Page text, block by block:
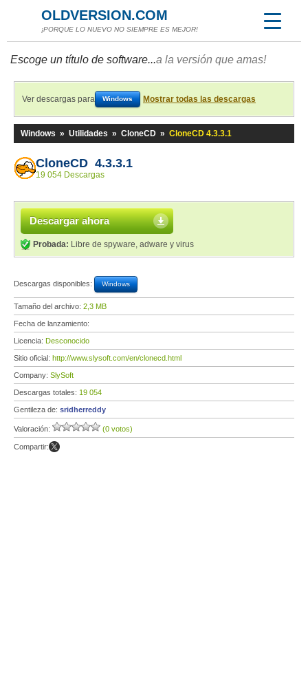
OLDVERSION.COM
¡PORQUE LO NUEVO NO SIEMPRE ES MEJOR!
Escoge un título de software...a la versión que amas!
Ver descargas para Windows Mostrar todas las descargas
Windows » Utilidades » CloneCD » CloneCD 4.3.3.1
CloneCD 4.3.3.1
19 054 Descargas
Descargar ahora
Probada: Libre de spyware, adware y virus
Descargas disponibles: Windows
Tamaño del archivo: 2,3 MB
Fecha de lanzamiento:
Licencia: Desconocido
Sitio oficial: http://www.slysoft.com/en/clonecd.html
Company: SlySoft
Descargas totales: 19 054
Gentileza de: sridherreddy
Valoración: (0 votos)
Compartir: